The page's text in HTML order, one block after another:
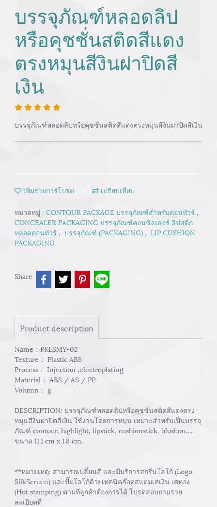
บรรจุภัณฑ์หลอดลิป
หรือคุชชั่นสติดสีแดง
ตรงหมุนสีงินฝาปิดสี
เงิน
บรรจุภัณฑ์หลอดลิปหรือคุชชั่นสติดสีแดงตรงหมุนสีงินฝาปิดสีเงิน
เพิ่มรายการโปรด เปรียบเทียบ
หมวดหมู่ : CONTOUR PACKAGE บรรจุภัณฑ์สำหรับคอนทัวร์ ,
CONCEALER PACKAGING บรรจุภัณฑ์คอนซิลเลอร์ ลิปสติก
หลอดคอนทัวร์ , บรรจุภัณฑ์ (PACKAGING) , LIP CUSHION
PACKAGING
Share
Product description
Name：PKLSMY-02
Texture： Plastic ABS
Process： Injection ,electroplating
Material： ABS / AS / PP
Volumn： g
DESCRIPTION: บรรจุภัณฑ์หลอดลิปหรือคุชชั่นสติดสีแดงตรง
หมุนสีงินฝาปิดสีเงิน ใช้งานโดยการหมุน เหมาะสำหรับเป็นบรรจุ
ภัณฑ์ contour, highlight, lipstick, cushionstick, blushon,...
ขนาด 11.1 cm x 1.8 cm.
**หมายเหตุ: สามารถเปลี่ยนสี และมีบริการสกรีนโลโก้ (Logo
SilkScreen) และปั๊มโลโก้ด้วยเทคนิคฮ๊อตสแตมเคเงิน เคทอง
(Hot stamping) ตามที่ลูกค้าต้องการได้ โปรดสอบถามราย
ละเอียดที่